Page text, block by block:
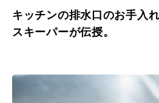
キッチンの排水口のお手入
スキーパーが伝授。